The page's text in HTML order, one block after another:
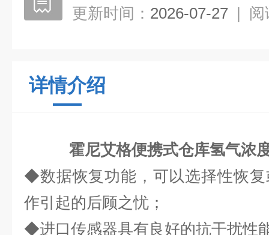
更新时间： 2026-07-27 | 阅
详情介绍
霍尼艾格便携式仓库氢气浓
◆数据恢复功能，可以选择性恢
作引起的后顾之忧；
◆进口传感器具有良好的抗干扰性